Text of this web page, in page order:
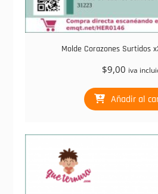
Molde Corazones Surtidos
$9,00 iva
Añadir al